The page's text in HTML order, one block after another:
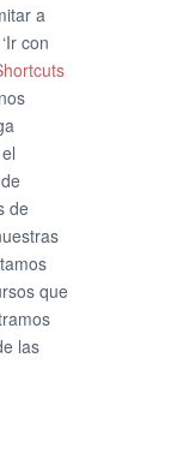
a
con
de
que
las